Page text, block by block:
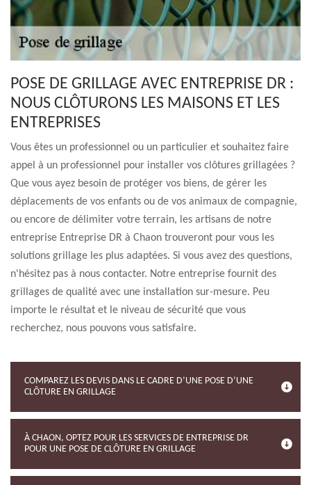
POSE DE GRILLAGE AVEC ENTREPRISE DR :
NOUS CLÔTURONS LES MAISONS ET LES
ENTREPRISES
Vous êtes un professionnel ou un particulier et souhaitez faire
appel à un professionnel pour installer vos clôtures grillagées ?
Que vous ayez besoin de protéger vos biens, de gérer les
déplacements de vos enfants ou de vos animaux de compagnie,
ou encore de délimiter votre terrain, les artisans de notre
entreprise Entreprise DR à Chaon trouveront pour vous les
solutions grillage les plus adaptées. Si vous avez des questions,
n'hésitez pas à nous contacter. Notre entreprise fournit des
grillages de qualité avec une installation sur-mesure. Peu
importe le résultat et le niveau de sécurité que vous
recherchez, nous pouvons vous satisfaire.
COMPAREZ LES DEVIS DANS LE CADRE D’UNE POSE D’UNE
CLÔTURE EN GRILLAGE
À CHAON, OPTEZ POUR LES SERVICES DE ENTREPRISE DR
POUR UNE POSE DE CLÔTURE EN GRILLAGE